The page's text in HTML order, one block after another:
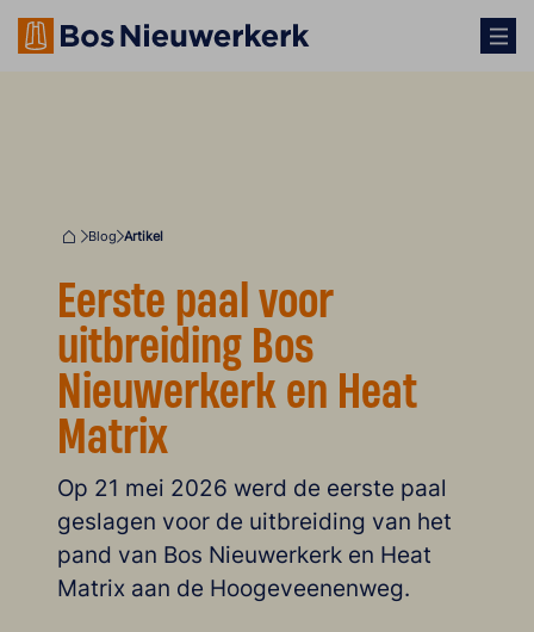
HomeBlog Artikel
Eerste paal voor
uitbreiding Bos
Nieuwerkerk en Heat
Matrix
Op 21 mei 2026 werd de eerste paal
geslagen voor de uitbreiding van het
pand van Bos Nieuwerkerk en Heat
Matrix aan de Hoogeveenenweg.